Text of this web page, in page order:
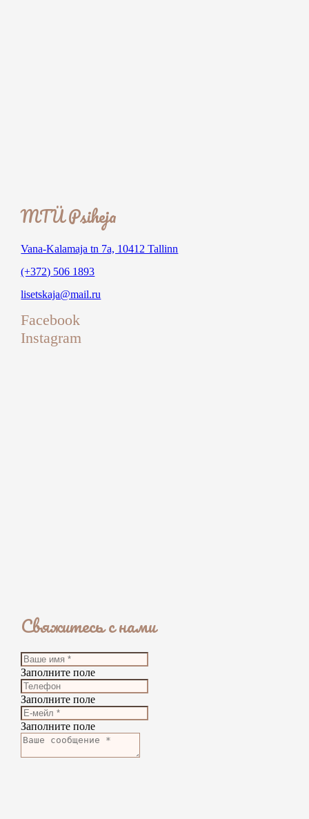
MTÜ Psiheja
Vana-Kalamaja tn 7a, 10412 Tallinn
(+372) 506 1893
lisetskaja@mail.ru
Facebook
Instagram
Свяжитесь с нами
Заполните поле
Заполните поле
Заполните поле